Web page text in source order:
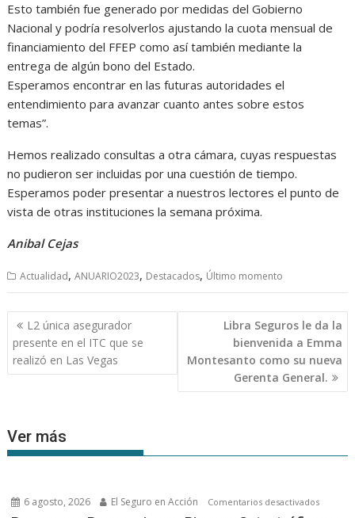
Esto también fue generado por medidas del Gobierno
Nacional y podría resolverlos ajustando la cuota mensual de
financiamiento del FFEP como así también mediante la
entrega de algún bono del Estado.
Esperamos encontrar en las futuras autoridades el
entendimiento para avanzar cuanto antes sobre estos
temas”.
Hemos realizado consultas a otra cámara, cuyas respuestas
no pudieron ser incluidas por una cuestión de tiempo.
Esperamos poder presentar a nuestros lectores el punto de
vista de otras instituciones la semana próxima.
Anibal Cejas
Actualidad,ANUARIO2023, Destacados, Último momento
Navegación
de
entradas
L2 única asegurador
presente en el ITC que se
realizó en Las Vegas
Libra Seguros le da la
bienvenida a Emma
Montesanto como su nueva
Gerenta General.
Ver más
6 agosto, 2026 El Seguro en Acción Comentarios desactivadosen